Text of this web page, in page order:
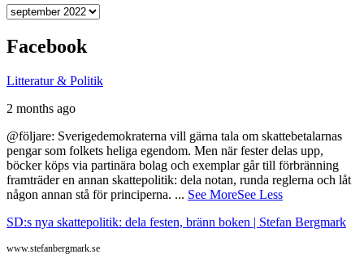
Arkiv
Facebook
Litteratur & Politik
2 months ago
@följare: Sverigedemokraterna vill gärna tala om skattebetalarnas
pengar som folkets heliga egendom. Men när fester delas upp,
böcker köps via partinära bolag och exemplar går till förbränning
framträder en annan skattepolitik: dela notan, runda reglerna och låt
någon annan stå för principerna. ... See MoreSee Less
SD:s nya skattepolitik: dela festen, bränn boken | Stefan Bergmark
www.stefanbergmark.se